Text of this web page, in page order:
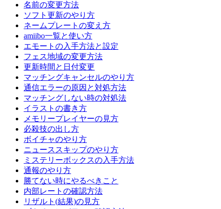
名前の変更方法
ソフト更新のやり方
ネームプレートの変え方
amiibo一覧と使い方
エモートの入手方法と設定
フェス地域の変更方法
更新時間と日付変更
マッチングキャンセルのやり方
通信エラーの原因と対処方法
マッチングしない時の対処法
イラストの書き方
メモリープレイヤーの見方
必殺技の出し方
ボイチャのやり方
ニューススキップのやり方
ミステリーボックスの入手方法
通報のやり方
勝てない時にやるべきこと
内部レートの確認方法
リザルト(結果)の見方